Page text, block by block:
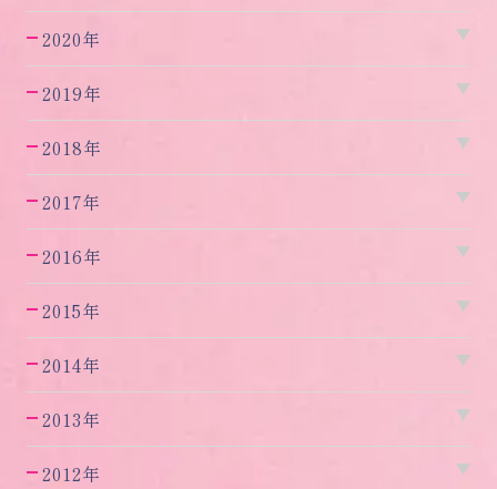
2020年
2019年
2018年
2017年
2016年
2015年
2014年
2013年
2012年